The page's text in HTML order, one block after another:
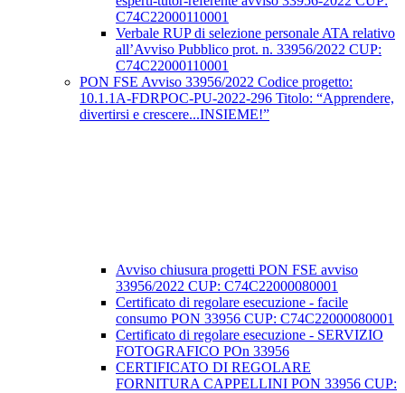
C74C22000110001
Verbale RUP di selezione personale ATA relativo
all’Avviso Pubblico prot. n. 33956/2022 CUP:
C74C22000110001
PON FSE Avviso 33956/2022 Codice progetto:
10.1.1A-FDRPOC-PU-2022-296 Titolo: “Apprendere,
divertirsi e crescere...INSIEME!”
Avviso chiusura progetti PON FSE avviso
33956/2022 CUP: C74C22000080001
Certificato di regolare esecuzione - facile
consumo PON 33956 CUP: C74C22000080001
Certificato di regolare esecuzione - SERVIZIO
FOTOGRAFICO POn 33956
CERTIFICATO DI REGOLARE
FORNITURA CAPPELLINI PON 33956 CUP: